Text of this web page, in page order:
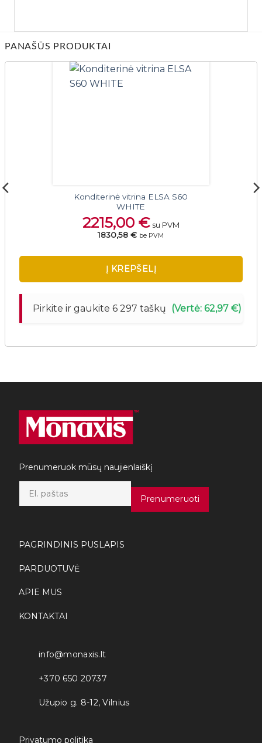
PANAŠŪS PRODUKTAI
Konditerinė vitrina ELSA S60
WHITE
2215,00 € su PVM
1830,58 € be PVM
Į KREPŠELĮ
Pirkite ir gaukite 6 297 taškų (Vertė: 62,97 €)
Prenumeruok mūsų naujienlaiškį
a
*
Prenumeruoti
PAGRINDINIS PUSLAPIS
PARDUOTUVĖ
APIE MUS
KONTAKTAI
info@monaxis.lt
+370 650 20737
Užupio g. 8-12, Vilnius
Privatumo politika